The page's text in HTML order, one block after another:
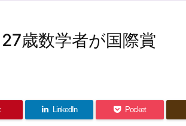
歳数学者が国際賞
LinkedIn Pocket